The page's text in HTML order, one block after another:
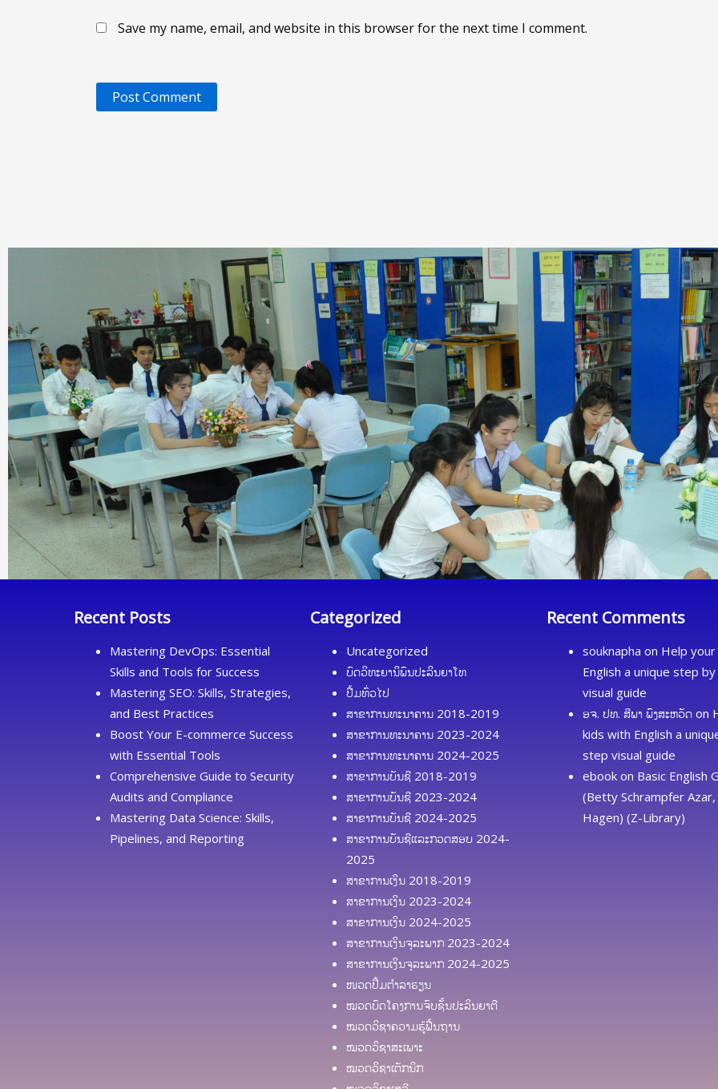
Save my name, email, and website in this browser for the next time I comment.
Recent Posts
Mastering DevOps: Essential
Skills and Tools for Success
Mastering SEO: Skills, Strategies,
and Best Practices
Boost Your E-commerce Success
with Essential Tools
Comprehensive Guide to Security
Audits and Compliance
Mastering Data Science: Skills,
Pipelines, and Reporting
Categorized
Uncategorized
ບົດວິທະຍານິພົນປະລິນຍາໂທ
ປື້ມທົ່ວໄປ
ສາຂາການທະນາຄານ 2018-2019
ສາຂາການທະນາຄານ 2023-2024
ສາຂາການທະນາຄານ 2024-2025
ສາຂາການບັນຊີ 2018-2019
ສາຂາການບັນຊີ 2023-2024
ສາຂາການບັນຊີ 2024-2025
ສາຂາການບັນຊີແລະກວດສອບ 2024-
2025
ສາຂາການເງິນ 2018-2019
ສາຂາການເງິນ 2023-2024
ສາຂາການເງິນ 2024-2025
ສາຂາການເງິນຈຸລະພາກ 2023-2024
ສາຂາການເງິນຈຸລະພາກ 2024-2025
ໜວດປຶ້ມຕຳລາຮຽນ
ໝວດບົດໂຄງການຈົບຊັ້ນປະລິນຍາຕີ
ໝວດວິຊາຄວາມຮູ້ຟື້ນຖານ
ໝວດວິຊາສະເພາະ
ໝວດວິຊາເຕັກນິກ
Recent Comments
souknapha on Help
English a unique step
visual guide
ອຈ. ປທ. ສີພາ ພົງສະຫວັດ on
kids with English a
step visual guide
ebook on Basic English
(Betty Schrampfer Azar,
Hagen) (Z-Library)